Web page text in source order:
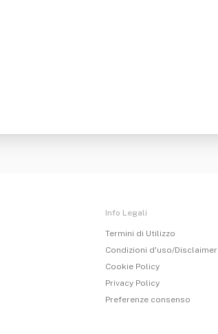
Info Legali
Termini di Utilizzo
Condizioni d'uso/Disclaimer
Cookie Policy
Privacy Policy
Preferenze consenso